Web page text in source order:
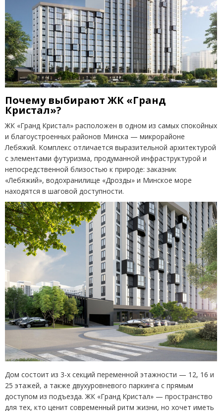
Почему выбирают ЖК «Гранд
Кристал»?
ЖК «Гранд Кристал» расположен в одном из самых спокойных
и благоустроенных районов Минска — микрорайоне
Лебяжий. Комплекс отличается выразительной архитектурой
с элементами футуризма, продуманной инфраструктурой и
непосредственной близостью к природе: заказник
«Лебяжий», водохранилище «Дрозды» и Минское море
находятся в шаговой доступности.
Дом состоит из 3-х секций переменной этажности — 12, 16 и
25 этажей, а также двухуровневого паркинга с прямым
доступом из подъезда. ЖК «Гранд Кристал» — пространство
для тех, кто ценит современный ритм жизни, но хочет иметь